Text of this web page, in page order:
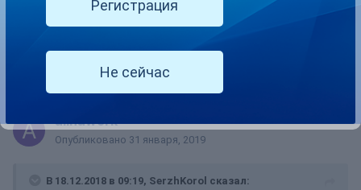
кабинет ? как скачать приложение ? нашёл только регистрацию
alinawork
Опубликовано 31 января, 2019
В 18.12.2018 в 09:19, SerzhKorol сказал:
Регистрация
Не сейчас